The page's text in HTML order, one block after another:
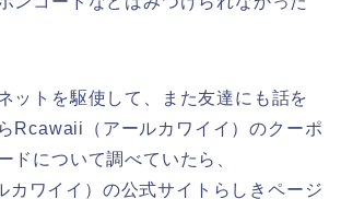
ットを駆使して、また友達にも話を
Rcawaii（アールカワイイ）のクーポ
ドについて調べていたら、
カワイイ）の公式サイトらしきページ